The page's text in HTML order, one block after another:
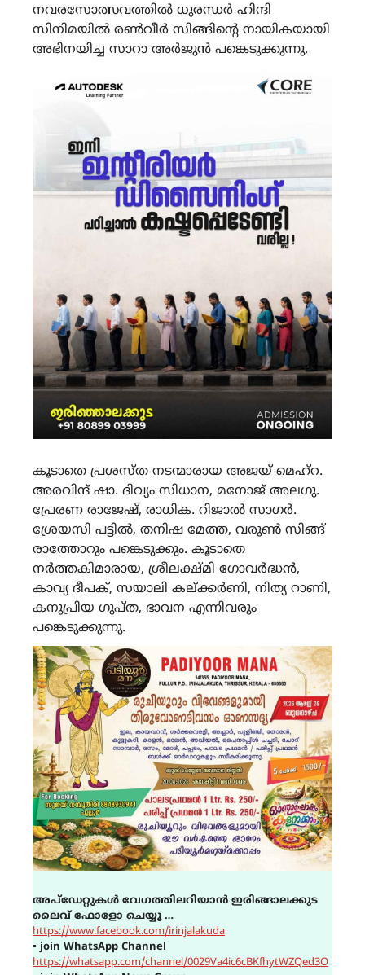
നവരസോത്സവത്തിൽ ധുരന്ധർ ഹിന്ദി
സിനിമയിൽ രൺവീർ സിങ്ങിന്റെ നായികയായി
അഭിനയിച്ച സാറാ അർജുൻ പങ്കെടുക്കുന്നു.
കൂടാതെ പ്രശസ്ത നടന്മാരായ അജയ് മെഹ്റ.
അരവിന്ദ് ഷാ. ദിവ്യം സിധാന, മനോജ് അലഗു.
പ്രേരണ രാജേഷ്, രാധിക. റിജാൽ സാഗർ.
ശ്രേയസി പട്ടിൽ, തനിഷ മേത്ത, വരുൺ സിങ്ങ്
രാത്തോറും പങ്കെടുക്കും. കൂടാതെ
നർത്തകിമാരായ, ശ്രീലക്ഷ്മി ഗോവർദ്ധൻ,
കാവ്യ ദീപക്, സയാലി കല്ക്കർണി, നിത്യ റാണി,
കനുപ്രിയ ഗുപ്ത, ഭാവന എന്നിവരും
പങ്കെടുക്കുന്നു.
അപ്ഡേറ്റുകൾ വേഗത്തിലറിയാൻ ഇരിങ്ങാലക്കുട
ലൈവ് ഫോളോ ചെയ്യൂ …
https://www.facebook.com/irinjalakuda
▪ join WhatsApp Channel
https://whatsapp.com/channel/0029Va4ic6cBKfhytWZQed3O